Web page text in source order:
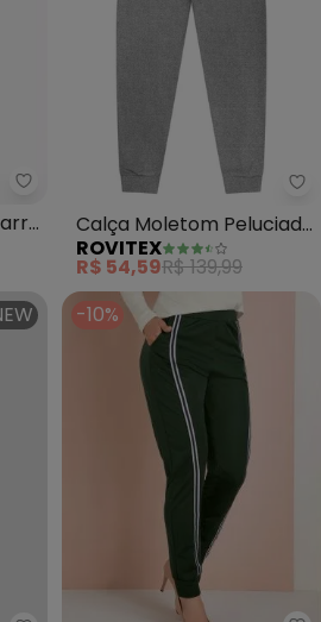
Moda Pop - Calça (Verde)
Calça Moletom Peluciado
Básica (Cinza)
ROVITEX
R$ 54,59R$ 139,99
-10%